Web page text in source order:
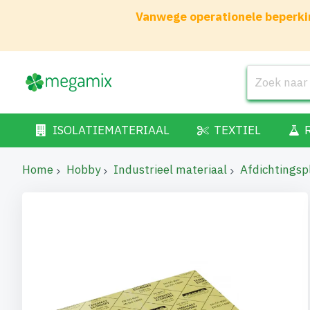
Vanwege operationele
ISOLATIEMATERIAAL TEXTIEL
Home Hobby Industrieel materiaal